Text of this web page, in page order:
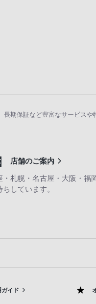
期保証など豊富なサービスや
店舗のご案内
・札幌・名古屋・大阪・福
ちしています。
イド